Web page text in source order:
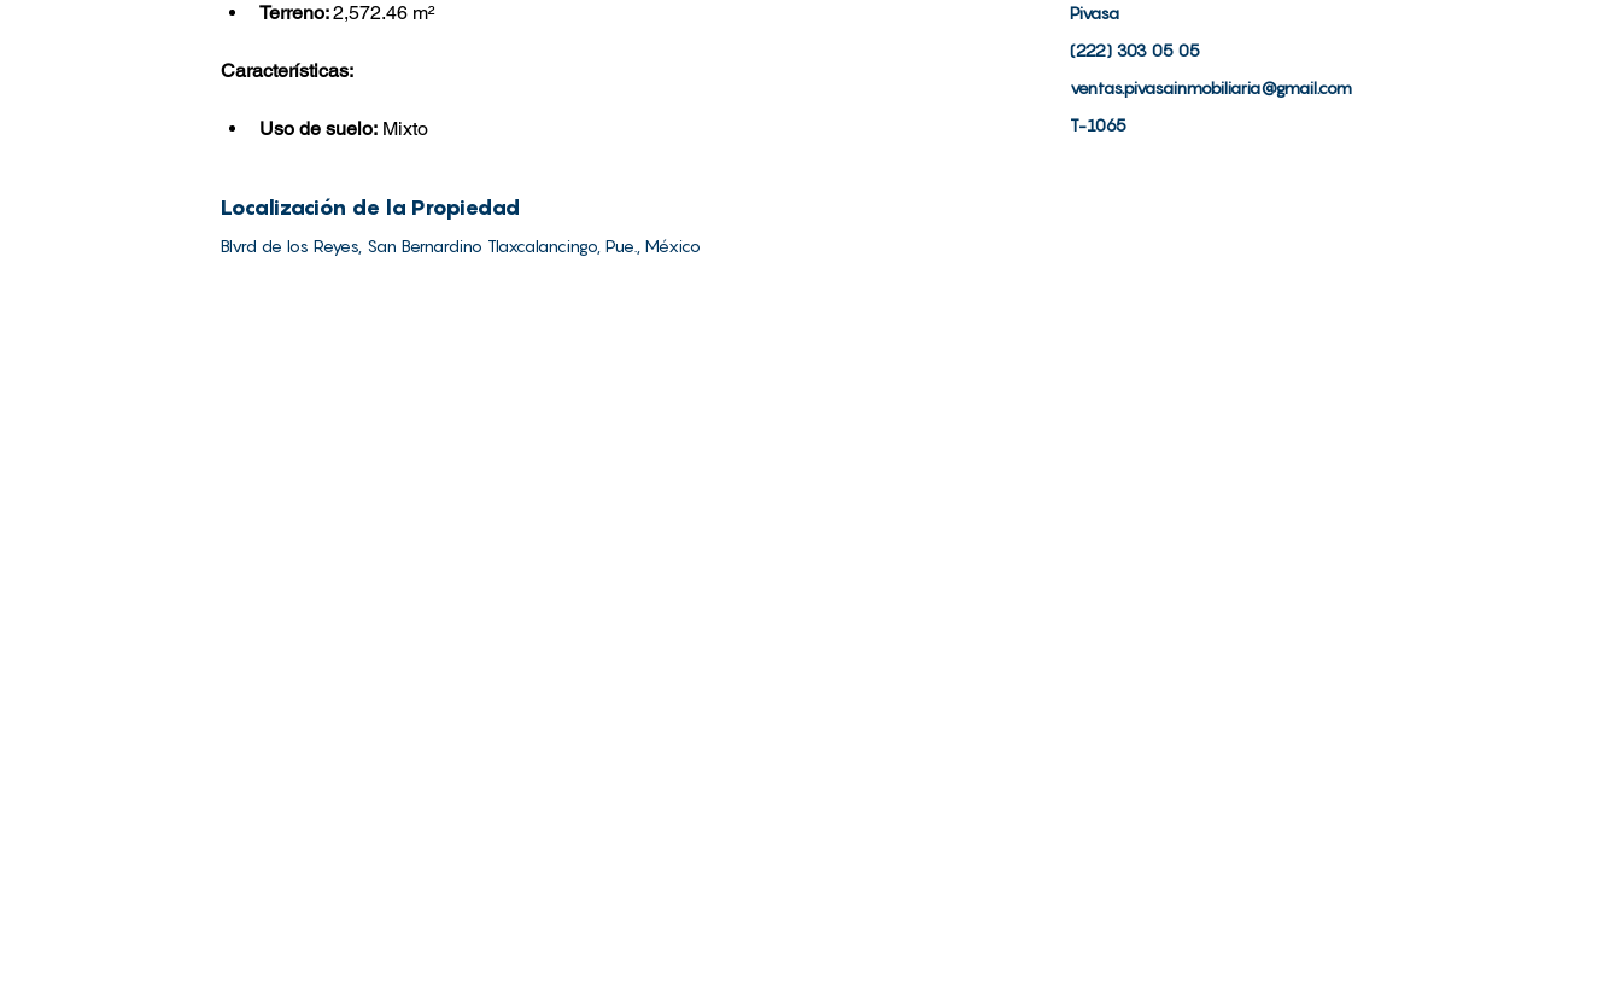
Terreno: 2,572.46 m²
Características:
Uso de suelo: Mixto
Pivasa
(222) 303 05 05
ventas.pivasainmobiliaria@gmail.com
T-1065
Localización de la Propiedad
Blvrd de los Reyes, San Bernardino Tlaxcalancingo, Pue., México